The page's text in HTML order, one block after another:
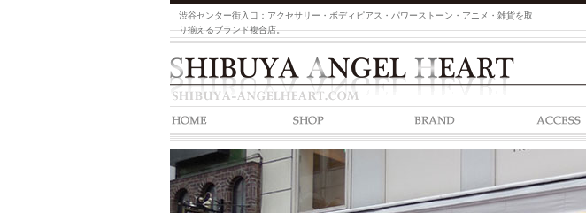
渋谷センター街入口：アクセサリー・ボディピアス・パワーストーン・アニメ・雑貨を取
り揃えるブランド複合店。